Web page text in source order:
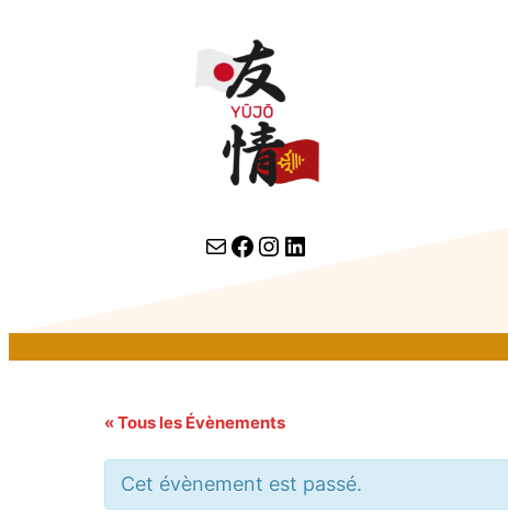
contact par email lien facebook Instagram LinkedIn
« Tous les Évènements
Cet évènement est passé.